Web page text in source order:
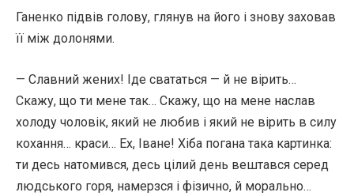
Ганенко підвів голову, глянув на його і знову заховав
її між долонями.
— Славний жених! Іде свататься — й не вірить…
Скажу, що ти мене так… Скажу, що на мене наслав
холоду чоловік, який не любив і який не вірить в силу
кохання… краси… Ех, Іване! Хіба погана така картинка:
ти десь натомився, десь цілий день вештався серед
людського горя, намерзся і фізично, й морально…